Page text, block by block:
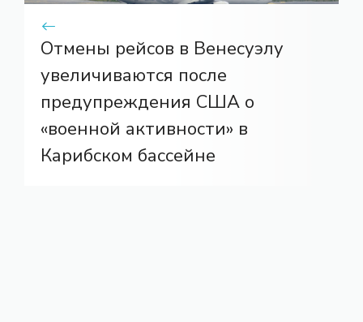
Отмены рейсов в Венесуэлу
увеличиваются после
предупреждения США о
«военной активности» в
Карибском бассейне